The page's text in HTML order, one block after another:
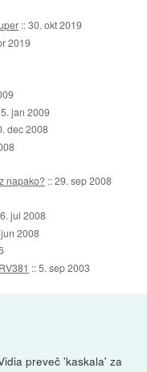
::30. okt 2019
2019
jan 2009
dec 2008
napako? ::29. sep 2008
jul 2008
2008
::5. sep 2003
preveč 'kaskala' za